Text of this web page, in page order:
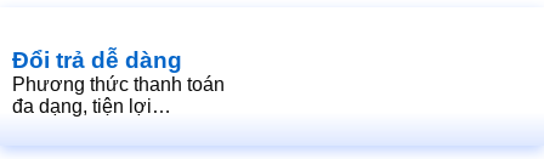
Đổi trả dễ dàng
Phương thức thanh toán
đa dạng, tiện lợi…